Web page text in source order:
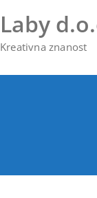
Laby
Kreativna znanost